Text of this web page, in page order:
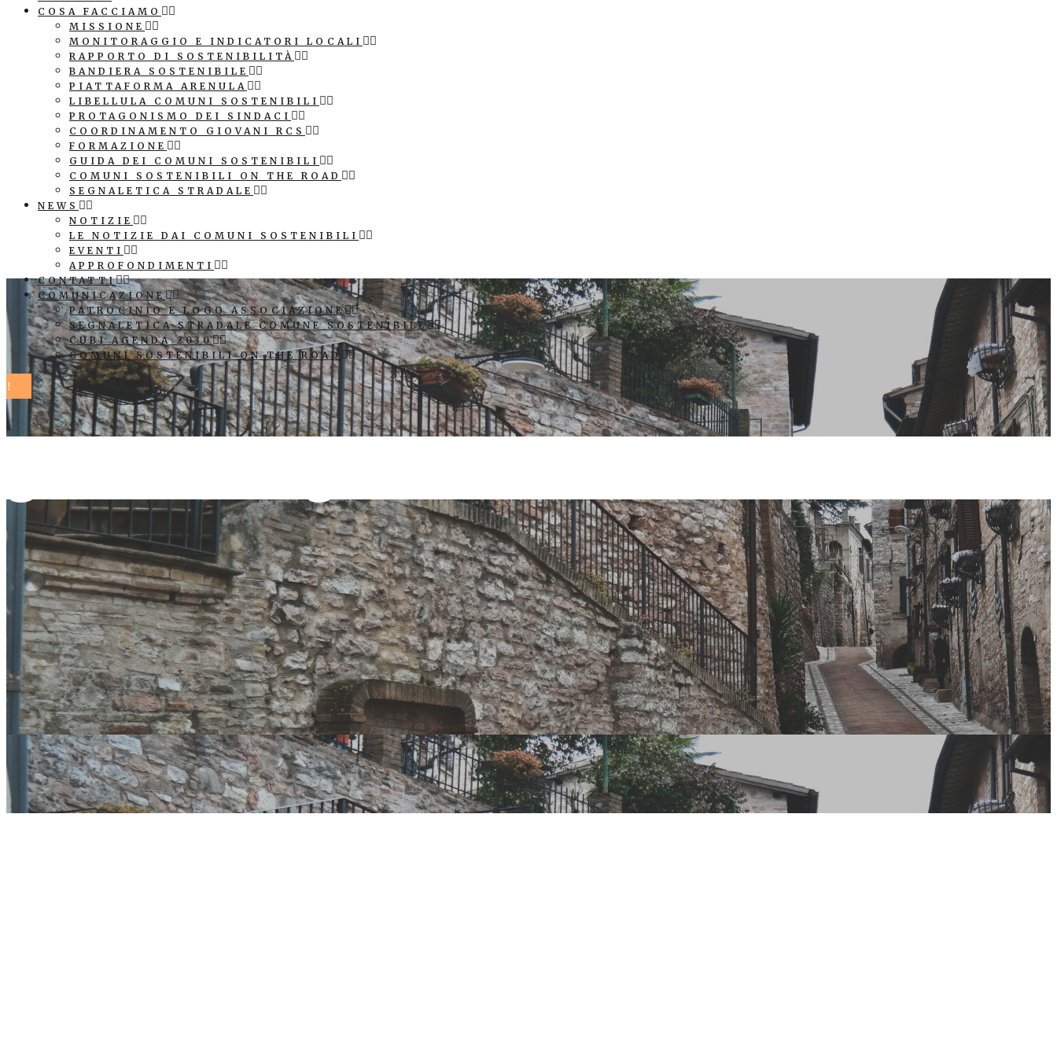
COSA FACCIAMO
MISSIONE
MONITORAGGIO E INDICATORI LOCALI
RAPPORTO DI SOSTENIBILITÀ
BANDIERA SOSTENIBILE
PIATTAFORMA ARENULA
LIBELLULA COMUNI SOSTENIBILI
PROTAGONISMO DEI SINDACI
COORDINAMENTO GIOVANI RCS
FORMAZIONE
GUIDA DEI COMUNI SOSTENIBILI
COMUNI SOSTENIBILI ON THE ROAD
SEGNALETICA STRADALE
NEWS
NOTIZIE
LE NOTIZIE DAI COMUNI SOSTENIBILI
EVENTI
APPROFONDIMENTI
CONTATTI
COMUNICAZIONE
PATROCINIO E LOGO ASSOCIAZIONE
SEGNALETICA STRADALE COMUNE SOSTENIBILE
CUBI AGENDA 2030
COMUNI SOSTENIBILI ON THE ROAD